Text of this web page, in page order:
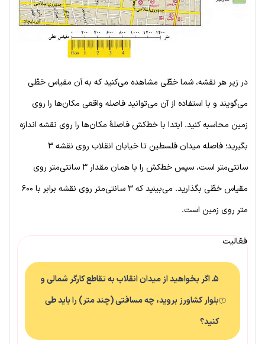
در زیر هر نقشه، شما خطّی مشاهده می‌کنید که به آن مقیاس خطّی
می‌گویند و با استفاده از آن می‌توانید فاصله واقعی مکان‌ها را روی
زمین محاسبه کنید. ابتدا با خط‌کش فاصلهٔ مکان‌ها را روی نقشه اندازه
بگیرید؛ فاصله میدان فلسطین تا خیابان انقلاب روی نقشه ۳
سانتی‌متر است، سپس خط‌کش را با همان مقدار ۳ سانتی‌متر روی
مقیاس خطّی بگذارید. می‌بینید که ۳ سانتی‌متر روی نقشه برابر با ۶۰۰
متر روی زمین است.
فعّالیت
۵ـ اگر بخواهید از میدان انقلاب به تقاطع کارگر شمالی و
بلوار کشاورز بروید، چه مسافتی (چند متر) را باید طی
کنید؟